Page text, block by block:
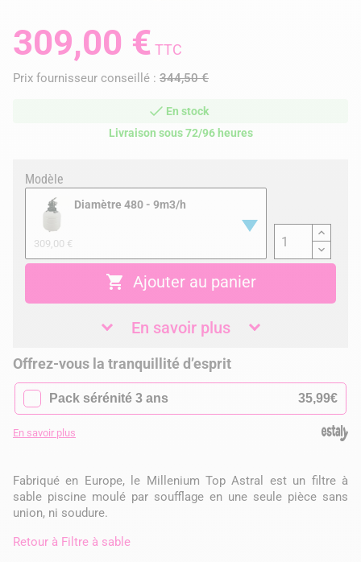
309,00 € TTC
Prix fournisseur conseillé : 344,50 €
En stock
Livraison sous 72/96 heures
Modèle
Diamètre 480 - 9m3/h
309,00 €
 Ajouter au panier
En savoir plus
Offrez-vous la tranquillité d’esprit
✓ Pack sérénité 3 ans 35,99€
En savoir plus
Fabriqué en Europe, le Millenium Top Astral est un filtre à
sable piscine moulé par soufflage en une seule pièce sans
union, ni soudure.
Retour à Filtre à sable